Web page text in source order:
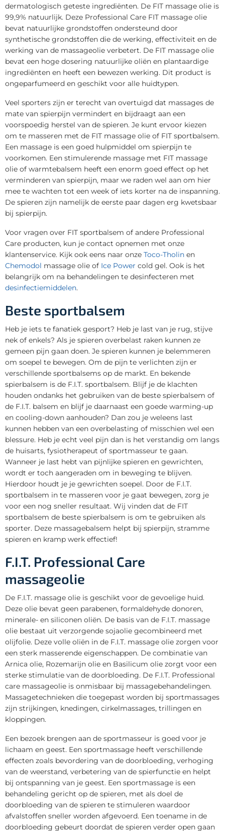
dermatologisch geteste ingrediënten. De FIT massage olie is
99,9% natuurlijk. Deze Professional Care FIT massage olie
bevat natuurlijke grondstoffen ondersteund door
synthetische grondstoffen die de werking, effectiviteit en de
werking van de massageolie verbetert. De FIT massage olie
bevat een hoge dosering natuurlijke oliën en plantaardige
ingrediënten en heeft een bewezen werking. Dit product is
ongeparfumeerd en geschikt voor alle huidtypen.
Veel sporters zijn er terecht van overtuigd dat massages de
mate van spierpijn vermindert en bijdraagt aan een
voorspoedig herstel van de spieren. Je kunt ervoor kiezen
om te masseren met de FIT massage olie of FIT sportbalsem.
Een massage is een goed hulpmiddel om spierpijn te
voorkomen. Een stimulerende massage met FIT massage
olie of warmtebalsem heeft een enorm goed effect op het
verminderen van spierpijn, maar we raden wel aan om hier
mee te wachten tot een week of iets korter na de inspanning.
De spieren zijn namelijk de eerste paar dagen erg kwetsbaar
bij spierpijn.
Voor vragen over FIT sportbalsem of andere Professional
Care producten, kun je contact opnemen met onze
klantenservice. Kijk ook eens naar onze Toco-Tholin en
Chemodol massage olie of Ice Power cold gel. Ook is het
belangrijk om na behandelingen te desinfecteren met
desinfectiemiddelen.
Beste sportbalsem
Heb je iets te fanatiek gesport? Heb je last van je rug, stijve
nek of enkels? Als je spieren overbelast raken kunnen ze
gemeen pijn gaan doen. Je spieren kunnen je belemmeren
om soepel te bewegen. Om de pijn te verlichten zijn er
verschillende sportbalsems op de markt. En bekende
spierbalsem is de F.I.T. sportbalsem. Blijf je de klachten
houden ondanks het gebruiken van de beste spierbalsem of
de F.I.T. balsem en blijf je daarnaast een goede warming-up
en cooling-down aanhouden? Dan zou je weleens last
kunnen hebben van een overbelasting of misschien wel een
blessure. Heb je echt veel pijn dan is het verstandig om langs
de huisarts, fysiotherapeut of sportmasseur te gaan.
Wanneer je last hebt van pijnlijke spieren en gewrichten,
wordt er toch aangeraden om in beweging te blijven.
Hierdoor houdt je je gewrichten soepel. Door de F.I.T.
sportbalsem in te masseren voor je gaat bewegen, zorg je
voor een nog sneller resultaat. Wij vinden dat de FIT
sportbalsem de beste spierbalsem is om te gebruiken als
sporter. Deze massagebalsem helpt bij spierpijn, stramme
spieren en kramp werk effectief!
F.I.T. Professional Care
massageolie
De F.I.T. massage olie is geschikt voor de gevoelige huid.
Deze olie bevat geen parabenen, formaldehyde donoren,
minerale- en siliconen oliën. De basis van de F.I.T. massage
olie bestaat uit verzorgende sojaolie gecombineerd met
olijfolie. Deze volle oliën in de F.I.T. massage olie zorgen voor
een sterk masserende eigenschappen. De combinatie van
Arnica olie, Rozemarijn olie en Basilicum olie zorgt voor een
sterke stimulatie van de doorbloeding. De F.I.T. Professional
care massageolie is onmisbaar bij massagebehandelingen.
Massagetechnieken die toegepast worden bij sportmassages
zijn strijkingen, knedingen, cirkelmassages, trillingen en
kloppingen.
Een bezoek brengen aan de sportmasseur is goed voor je
lichaam en geest. Een sportmassage heeft verschillende
effecten zoals bevordering van de doorbloeding, verhoging
van de weerstand, verbetering van de spierfunctie en helpt
bij ontspanning van je geest. Een sportmassage is een
behandeling gericht op de spieren, met als doel de
doorbloeding van de spieren te stimuleren waardoor
afvalstoffen sneller worden afgevoerd. Een toename in de
doorbloeding gebeurt doordat de spieren verder open gaan